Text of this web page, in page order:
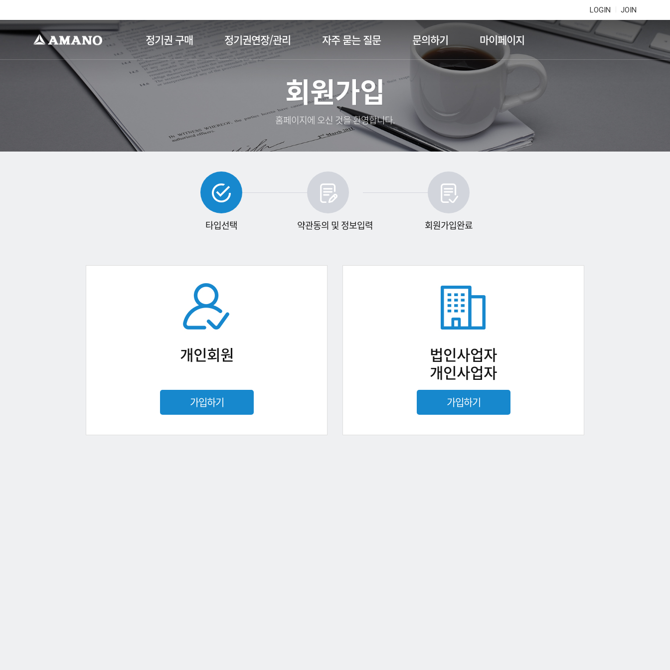
LOGIN JOIN
정기권 구매 정기권연장/관리 자주 묻는 질문 문의하기 마이페이지
회원가입
홈페이지에 오신 것을 환영합니다.
타입선택 약관동의 및 정보입력 회원가입완료
개인회원
가입하기
법인사업자
개인사업자
가입하기